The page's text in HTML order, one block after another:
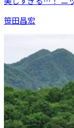
笹田昌宏